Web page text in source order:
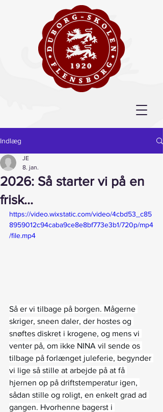
Indlæg
2026: Så starter vi på en
frisk...
JE
8. jan.
https://video.wixstatic.com/video/4cbd53_c85
8959012c94caba9ce8e8bf773e3b1/720p/mp4
/file.mp4
Så er vi tilbage på borgen. Mågerne
skriger, sneen daler, der hostes og
snøftes diskret i krogene, og mens vi
venter på, om ikke NINA vil sende os
tilbage på forlænget juleferie, begynder
vi lige så stille at arbejde på at få
hjernen op på driftstemperatur igen,
sådan stille og roligt, en enkelt grad ad
gangen. Hvorhenne bagerst i